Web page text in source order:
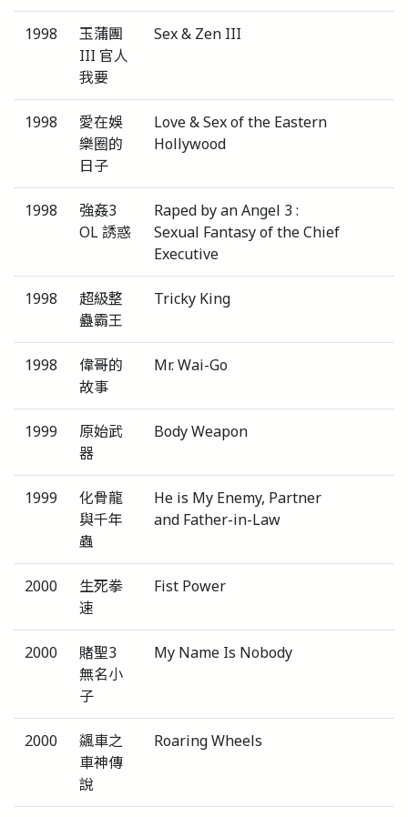
1998
玉蒲團
III 官人
我要
Sex & Zen III
1998
愛在娛
樂圈的
日子
Love & Sex of the Eastern
Hollywood
1998
強姦3
OL 誘惑
Raped by an Angel 3 :
Sexual Fantasy of the Chief
Executive
1998
超級整
蠱霸王
Tricky King
1998
偉哥的
故事
Mr. Wai-Go
1999
原始武
器
Body Weapon
1999
化骨龍
與千年
蟲
He is My Enemy, Partner
and Father-in-Law
2000
生死拳
速
Fist Power
2000
賭聖3
無名小
子
My Name Is Nobody
2000
飊車之
車神傳
說
Roaring Wheels